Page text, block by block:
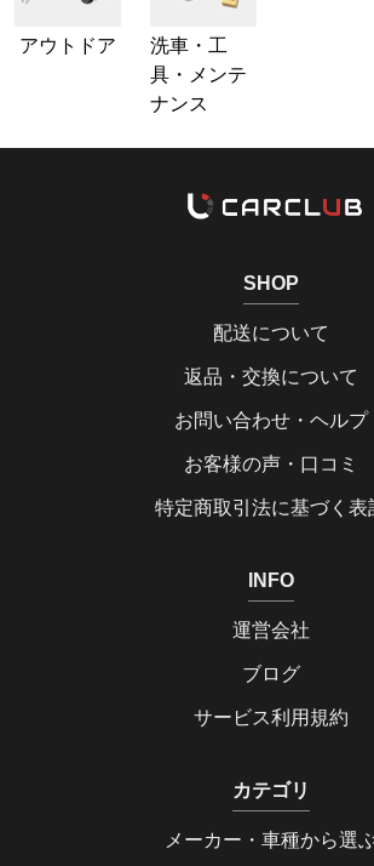
アウトドア
洗車・工
具・メンテ
ナンス
SHOP
配送について
返品・交換について
お問い合わせ・ヘルプ
お客様の声・口コミ
特定商取引法に基づく表
INFO
運営会社
ブログ
サービス利用規約
カテゴリ
メーカー・車種から選